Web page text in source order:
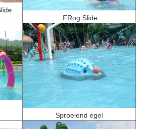
FRog Slide
Sproeiend egel